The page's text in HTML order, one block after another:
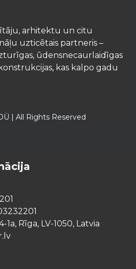
arhitektu un citu
uzticētais partneris –
ūdensnecaurlaidīgas
kas kalpo gadu
| All Rights Reserved
Rīga, LV-1050, Latvia